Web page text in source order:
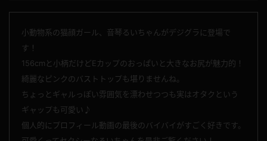
小動物系の猫顔ガール、音琴るいちゃんがデジグラに登場で
す！
156cmと小柄だけどEカップのおっぱいと大きなお尻が魅力的！
綺麗なピンクのバストトップも堪りませんね。
ちょっとギャルっぽい雰囲気を漂わせつつも実はオタクという
ギャップも可愛い♪
個人的にプロフィール動画の最後のバイバイがすごく好きです。